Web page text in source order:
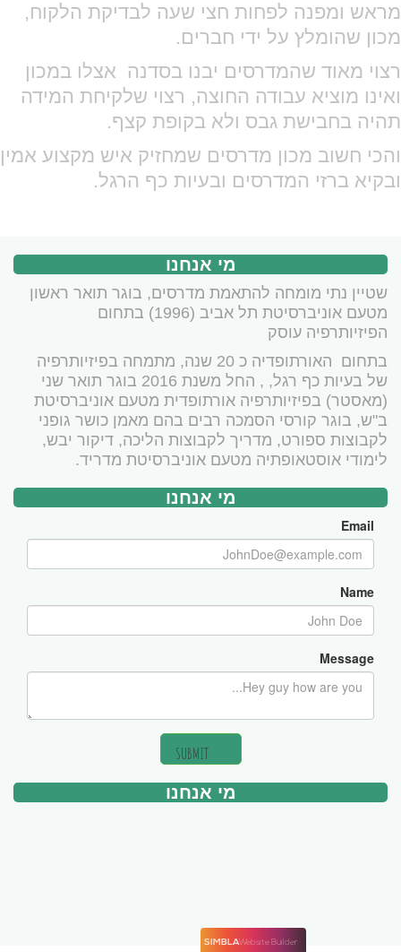
מראש ומפנה לפחות חצי שעה לבדיקת הלקוח,
מכון שהומלץ על ידי חברים.
רצוי מאוד שהמדרסים יבנו בסדנה אצלו במכון
ואינו מוציא עבודה החוצה, רצוי שלקיחת המידה
תהיה בחבישת גבס ולא בקופת קצף.
והכי חשוב מכון מדרסים שמחזיק איש מקצוע אמין
ובקיא ברזי המדרסים ובעיות כף הרגל.
מי אנחנו
שטיין נתי מומחה להתאמת מדרסים, בוגר תואר ראשון
מטעם אוניברסיטת תל אביב (1996) בתחום
הפיזיותרפיה עוסק
בתחום האורתופדיה כ 20 שנה, מתמחה בפיזיותרפיה
של בעיות כף רגל, , החל משנת 2016 בוגר תואר שני
(מאסטר) בפיזיותרפיה אורתופדית מטעם אוניברסיטת
ב"ש, בוגר קורסי הסמכה רבים בהם מאמן כושר גופני
לקבוצות ספורט, מדריך לקבוצות הליכה, דיקור יבש,
לימודי אוסטאופתיה מטעם אוניברסיטת מדריד.
מי אנחנו
Email
Name
Message
SUBMIT
מי אנחנו
SIMBLAWebsite Builder